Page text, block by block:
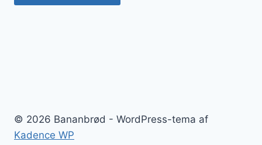
© 2026 Bananbrød - WordPress-tema af
Kadence WP